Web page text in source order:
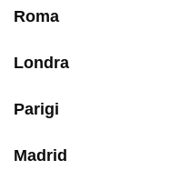
Roma
Londra
Parigi
Madrid